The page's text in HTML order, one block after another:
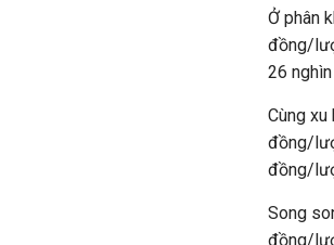
Ở phân
đồng/
26
Cùng
đồng/
đồng/
Song
đồng/